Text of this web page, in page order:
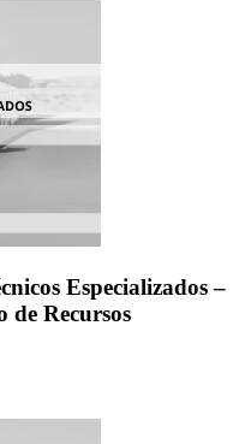
Especializados –
de Recursos